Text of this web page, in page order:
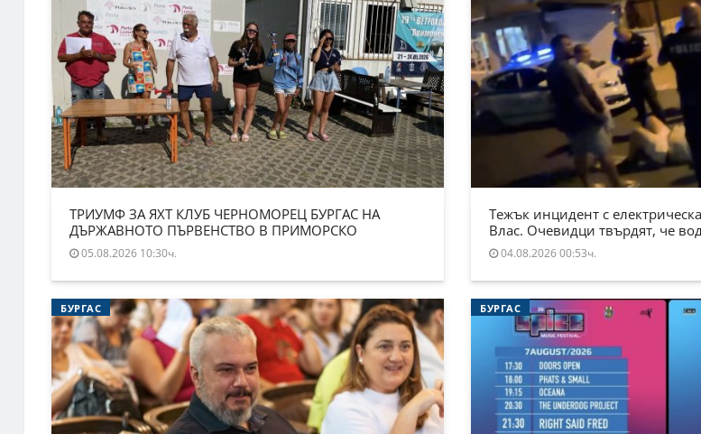
ТРИУМФ ЗА ЯХТ КЛУБ ЧЕРНОМОРЕЦ БУРГАС НА
ДЪРЖАВНОТО ПЪРВЕНСТВО В ПРИМОРСКО
05.08.2026 10:30ч.
Тежък инцидент с
Влас. Очевидци твърдят, че
04.08.2026 00:53ч.
БУРГАС БУРГАС